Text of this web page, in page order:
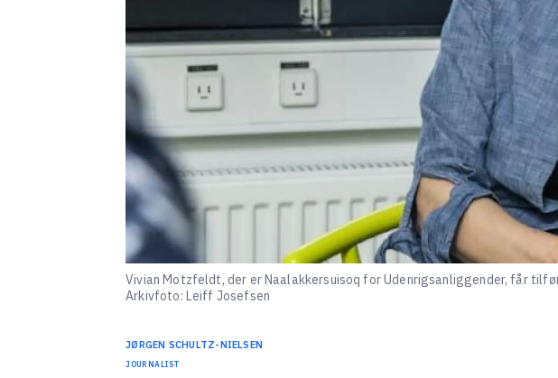
Vivian Motzfeldt, der er Naalakkersuisoq for Udenrigsanliggender, får
Arkivfoto: Leiff Josefsen
JØRGEN SCHULTZ-NIELSEN
JOURNALIST